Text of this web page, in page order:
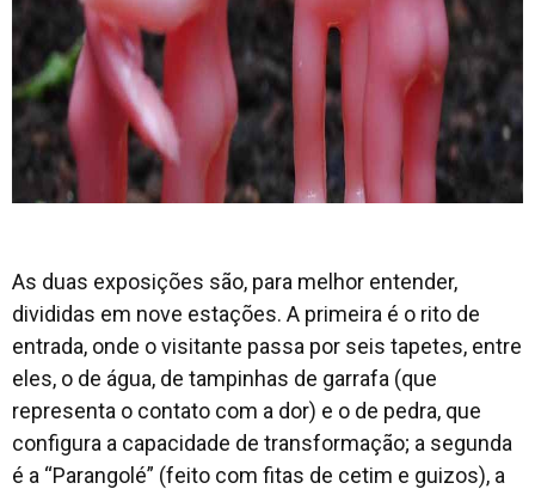
As duas exposições são, para melhor entender,
divididas em nove estações. A primeira é o rito de
entrada, onde o visitante passa por seis tapetes, entre
eles, o de água, de tampinhas de garrafa (que
representa o contato com a dor) e o de pedra, que
configura a capacidade de transformação; a segunda
é a “Parangolé” (feito com fitas de cetim e guizos), a